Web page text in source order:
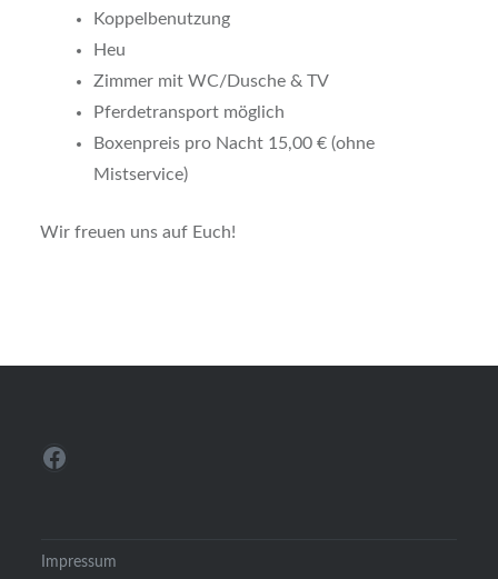
Koppelbenutzung
Heu
Zimmer mit WC/Dusche & TV
Pferdetransport möglich
Boxenpreis pro Nacht 15,00 € (ohne
Mistservice)
Wir freuen uns auf Euch!
Facebook
Impressum